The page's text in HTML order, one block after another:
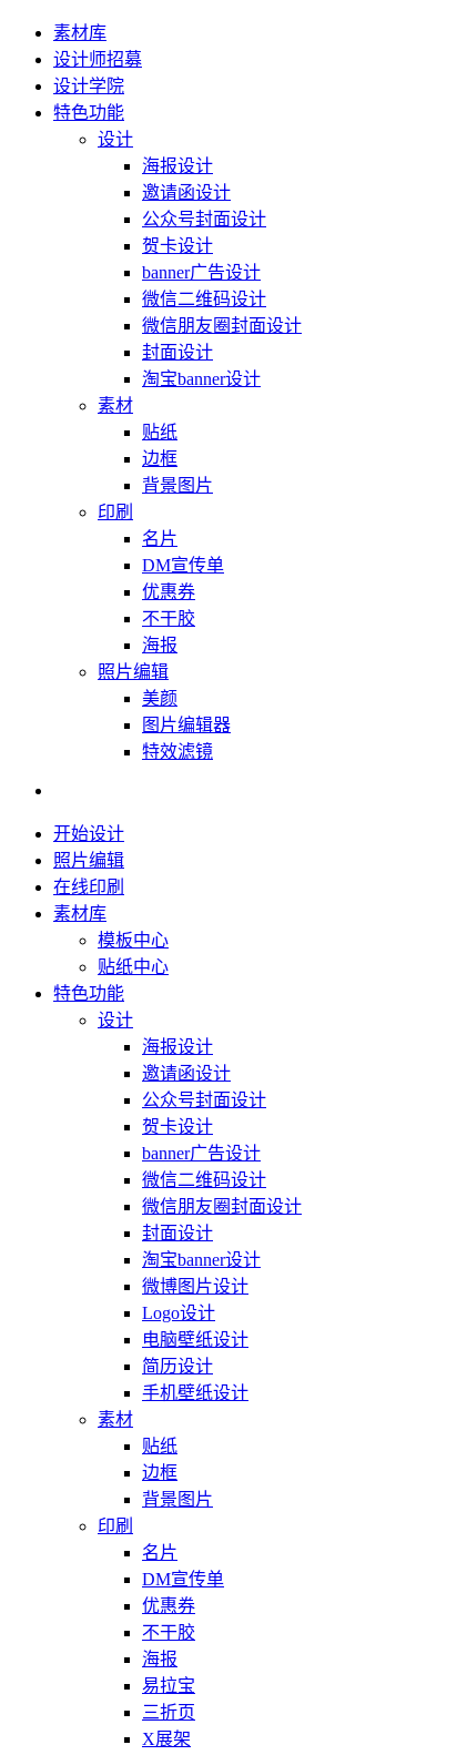
素材库
设计师招募
设计学院
特色功能
设计
海报设计
邀请函设计
公众号封面设计
贺卡设计
banner广告设计
微信二维码设计
微信朋友圈封面设计
封面设计
淘宝banner设计
素材
贴纸
边框
背景图片
印刷
名片
DM宣传单
优惠券
不干胶
海报
照片编辑
美颜
图片编辑器
特效滤镜
开始设计
照片编辑
在线印刷
素材库
模板中心
贴纸中心
特色功能
设计
海报设计
邀请函设计
公众号封面设计
贺卡设计
banner广告设计
微信二维码设计
微信朋友圈封面设计
封面设计
淘宝banner设计
微博图片设计
Logo设计
电脑壁纸设计
简历设计
手机壁纸设计
素材
贴纸
边框
背景图片
印刷
名片
DM宣传单
优惠券
不干胶
海报
易拉宝
三折页
X展架